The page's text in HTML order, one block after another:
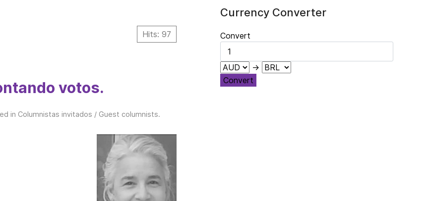
Hits: 97
votos.
in Columnistas invitados / Guest columnists.
Currency Converter
Convert
→
Convert